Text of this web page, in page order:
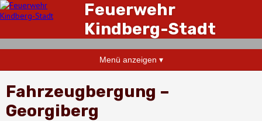
Feuerwehr
Kindberg-Stadt
Menü anzeigen ▾
Fahrzeugbergung –
Georgiberg